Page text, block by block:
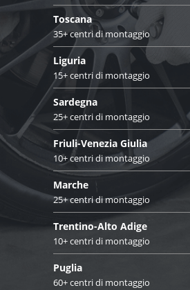
Toscana
35+ centri di montaggio
Liguria
15+ centri di montaggio
Sardegna
25+ centri di montaggio
Friuli-Venezia Giulia
10+ centri di montaggio
Marche
25+ centri di montaggio
Trentino-Alto Adige
10+ centri di montaggio
Puglia
60+ centri di montaggio